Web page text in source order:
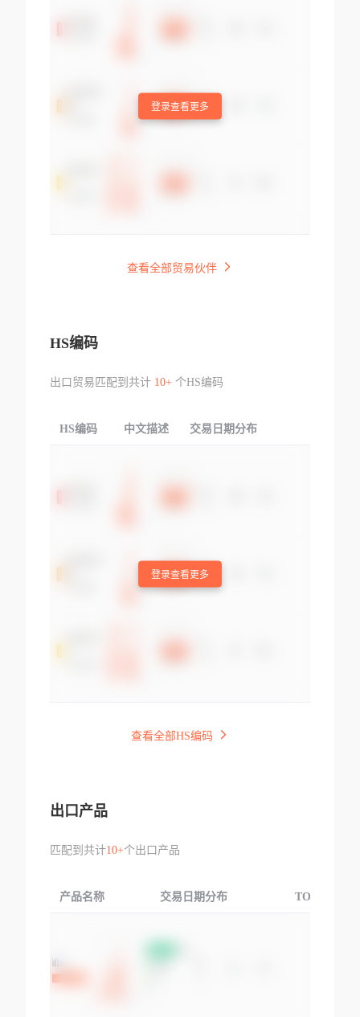
登录查看更多
查看全部贸易伙伴
HS编码
出口贸易匹配到共计 10+个HS编码
HS编码 中文描述 交易日期分布
登录查看更多
查看全部HS编码
出口产品
匹配到共计10+个出口产品
产品名称 交易日期分布 TOP3交易国